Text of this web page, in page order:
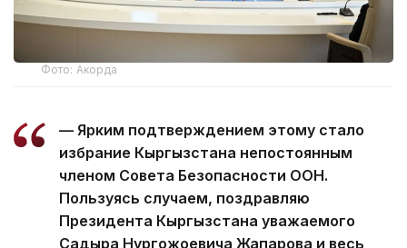
Фото: Акорда
— Ярким подтверждением этому стало
избрание Кыргызстана непостоянным
членом Совета Безопасности ООН.
Пользуясь случаем, поздравляю
Президента Кыргызстана уважаемого
Садыра Нургожоевича Жапарова и весь